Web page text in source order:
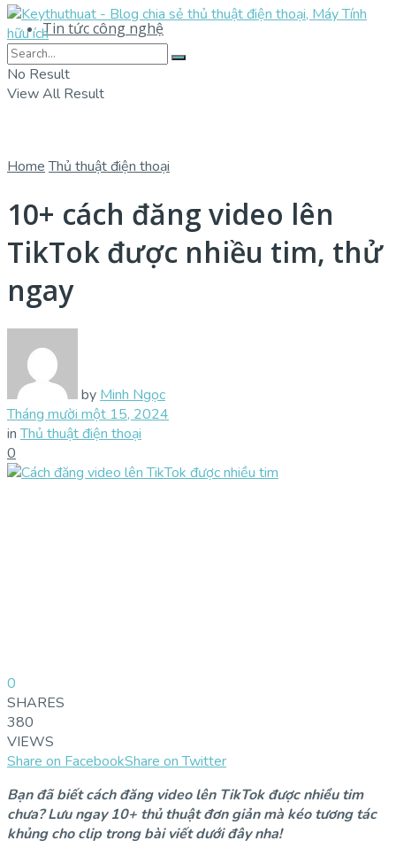
Tin tức công nghệ
No Result
View All Result
Home Thủ thuật điện thoại
10+ cách đăng video lên
TikTok được nhiều tim, thử
ngay
by Minh Ngọc
Tháng mười một 15, 2024
in Thủ thuật điện thoại
0
0
SHARES
380
VIEWS
Share on FacebookShare on Twitter
Bạn đã biết cách đăng video lên TikTok được nhiều tim
chưa? Lưu ngay 10+ thủ thuật đơn giản mà kéo tương tác
khủng cho clip trong bài viết dưới đây nha!